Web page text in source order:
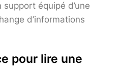
équipé d’une
d’informations
pour lire une